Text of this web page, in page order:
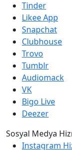
Tinder
Likee App
Snapchat
Clubhouse
Trovo
Tumblr
Audiomack
VK
Bigo Live
Deezer
Sosyal Medya
Instagram